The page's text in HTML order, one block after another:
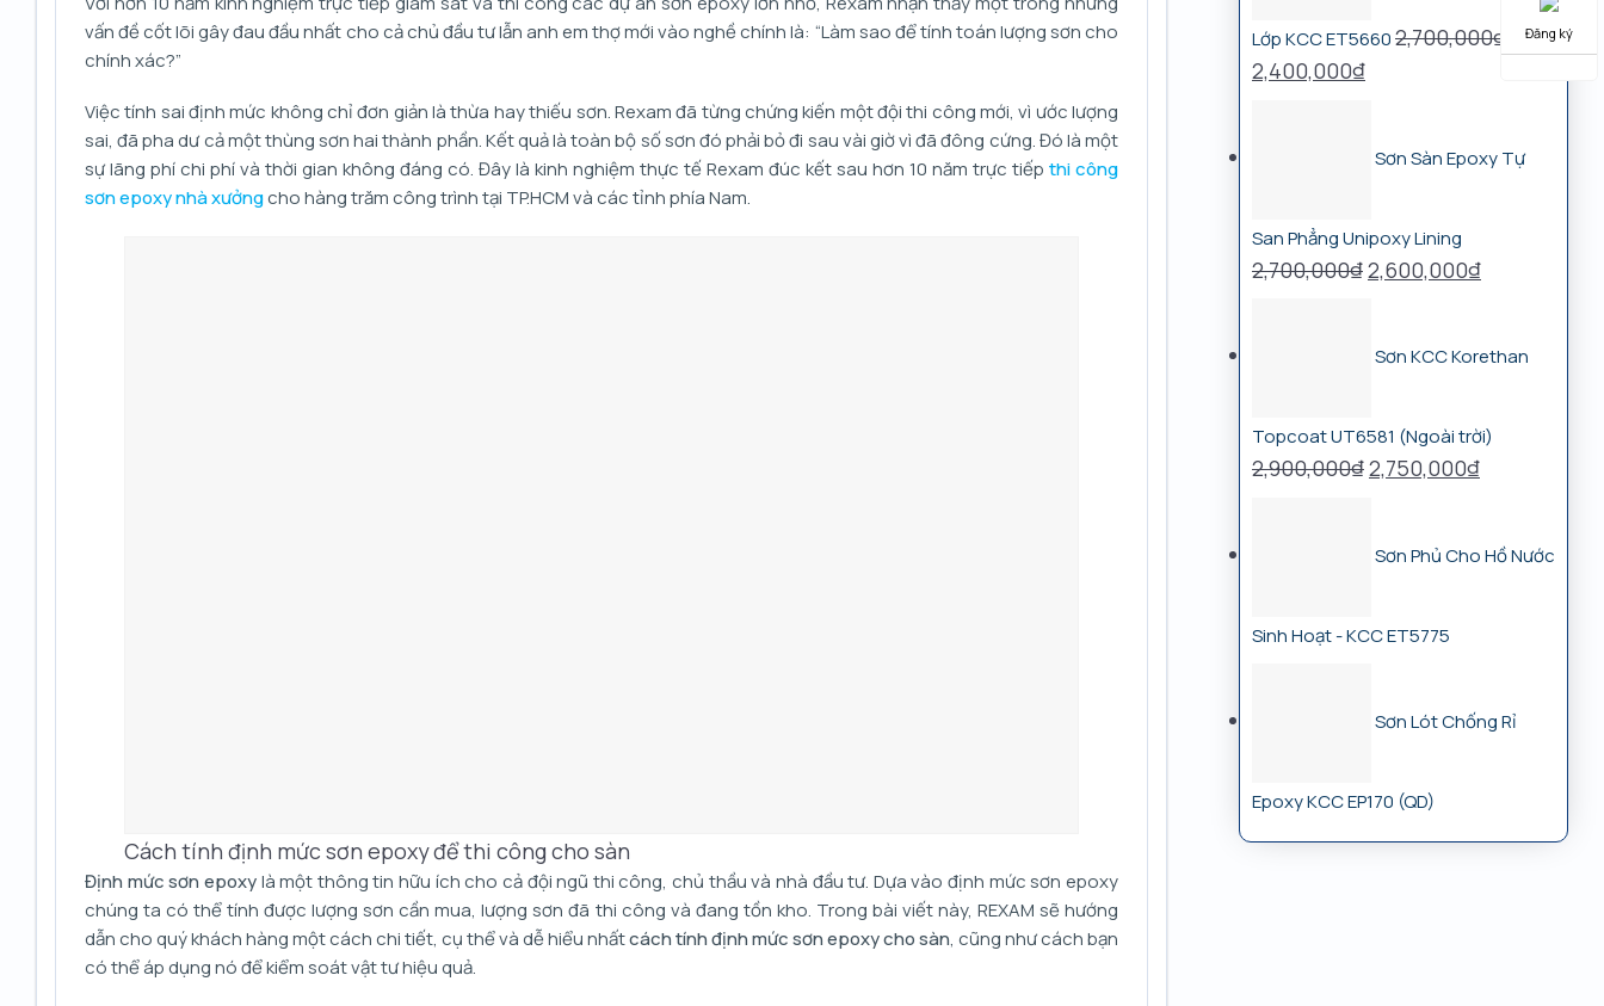
vấn đề cốt lõi gây đau đầu nhất cho cả chủ đầu tư lẫn anh em thợ mới vào nghề chính là: “Làm sao để tính toán lượng sơn cho
chính xác?”
Việc tính sai định mức không chỉ đơn giản là thừa hay thiếu sơn. Rexam đã từng chứng kiến một đội thi công mới, vì ước lượng
sai, đã pha dư cả một thùng sơn hai thành phần. Kết quả là toàn bộ số sơn đó phải bỏ đi sau vài giờ vì đã đông cứng. Đó là một
sự lãng phí chi phí và thời gian không đáng có. Đây là kinh nghiệm thực tế Rexam đúc kết sau hơn 10 năm trực tiếp thi công
sơn epoxy nhà xưởngcho hàng trăm công trình tại TP.HCM và các tỉnh phía Nam.
Cách tính định mức sơn epoxy để thi công cho sàn
Định mức sơn epoxylà một thông tin hữu ích cho cả đội ngũ thi công, chủ thầu và nhà đầu tư. Dựa vào định mức sơn epoxy
chúng ta có thể tính được lượng sơn cần mua, lượng sơn đã thi công và đang tồn kho. Trong bài viết này, REXAM sẽ hướng
dẫn cho quý khách hàng một cách chi tiết, cụ thể và dễ hiểu nhấtcách tính định mức sơn epoxy cho sàn, cũng như cách bạn
có thể áp dụng nó để kiểm soát vật tư hiệu quả.
Lớp KCC ET56602,700,000₫
Giá
2,400,000₫Giá
là:
Sơn Sàn Epoxy Tự
San Phẳng Unipoxy Lining
2,700,000₫Giá
2,700,000₫.
2,600,000₫Giá
là:
Sơn KCC Korethan
Topcoat UT6581 (Ngoài trời)
2,900,000₫Giá
2,900,000₫.
2,750,000₫Giá
là:
Sơn Phủ Cho Hồ Nước
Sinh Hoạt - KCC ET5775
Sơn Lót Chống Rỉ
Epoxy KCC EP170 (QD)
Đăng ký